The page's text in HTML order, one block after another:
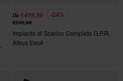
Da €409,99 -24%
€538,99
Impianto di Scarico Completo G.P.R.
Albus Evo4